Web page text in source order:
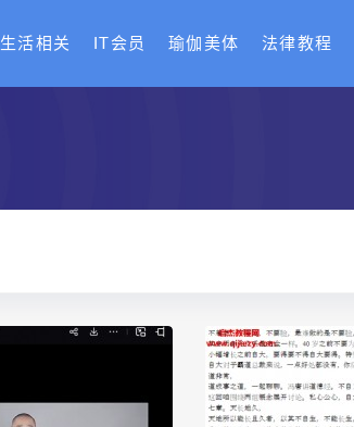
生活相关 IT会员 瑜伽美体 法律教程